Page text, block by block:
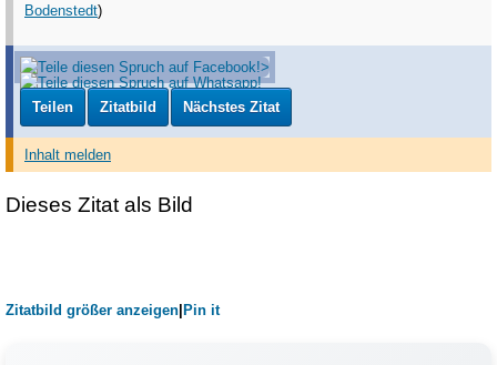
Bodenstedt)
Teilen Zitatbild Nächstes Zitat
Inhalt melden
Dieses Zitat als Bild
Zitatbild größer anzeigen Pin it